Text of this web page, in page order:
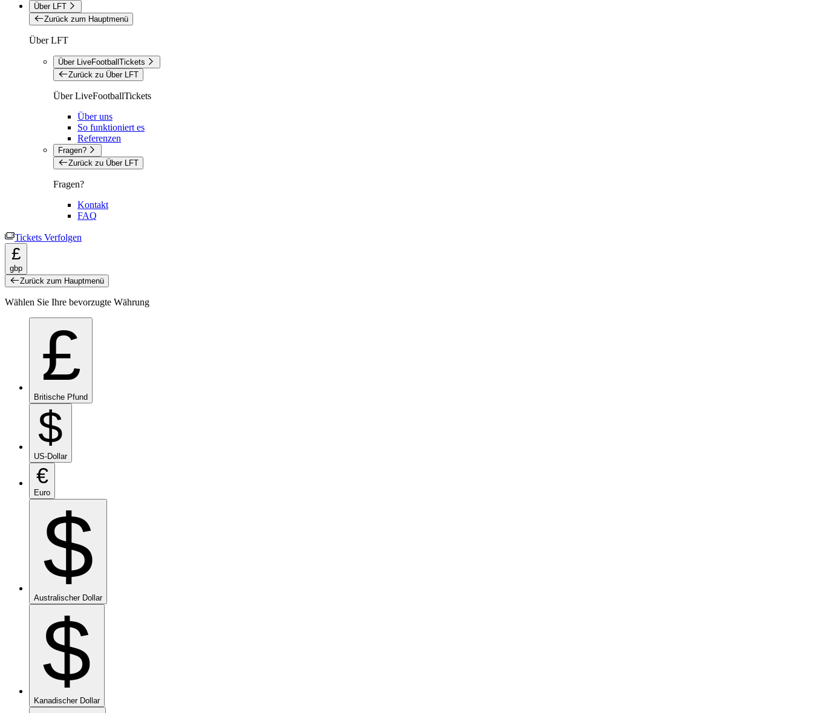
Über LFT
Zurück zum Hauptmenü
Über LFT
Über LiveFootballTickets
Zurück zu Über LFT
Über LiveFootballTickets
Über uns
So funktioniert es
Referenzen
Fragen?
Zurück zu Über LFT
Fragen?
Kontakt
FAQ
Tickets Verfolgen
£
gbp
Zurück zum Hauptmenü
Wählen Sie Ihre bevorzugte Währung
£
Britische Pfund
$
US-Dollar
€
Euro
$
Australischer Dollar
$
Kanadischer Dollar